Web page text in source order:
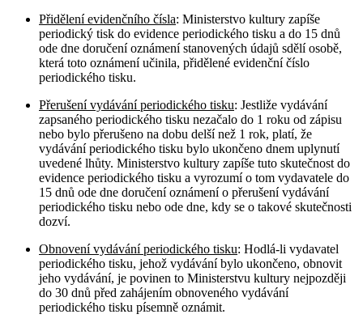
Přidělení evidenčního čísla: Ministerstvo kultury zapíše
periodický tisk do evidence periodického tisku a do 15 dnů
ode dne doručení oznámení stanovených údajů sdělí osobě,
která toto oznámení učinila, přidělené evidenční číslo
periodického tisku.
Přerušení vydávání periodického tisku: Jestliže vydávání
zapsaného periodického tisku nezačalo do 1 roku od zápisu
nebo bylo přerušeno na dobu delší než 1 rok, platí, že
vydávání periodického tisku bylo ukončeno dnem uplynutí
uvedené lhůty. Ministerstvo kultury zapíše tuto skutečnost do
evidence periodického tisku a vyrozumí o tom vydavatele do
15 dnů ode dne doručení oznámení o přerušení vydávání
periodického tisku nebo ode dne, kdy se o takové skutečnosti
dozví.
Obnovení vydávání periodického tisku: Hodlá-li vydavatel
periodického tisku, jehož vydávání bylo ukončeno, obnovit
jeho vydávání, je povinen to Ministerstvu kultury nejpozději
do 30 dnů před zahájením obnoveného vydávání
periodického tisku písemně oznámit.